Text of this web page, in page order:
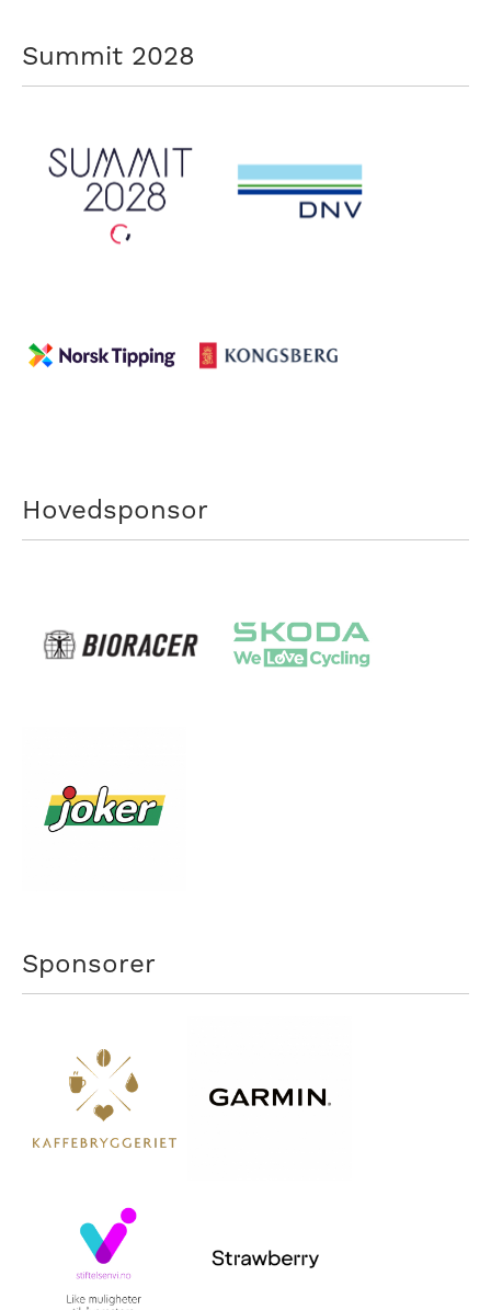
Summit 2028
Hovedsponsor
Sponsorer